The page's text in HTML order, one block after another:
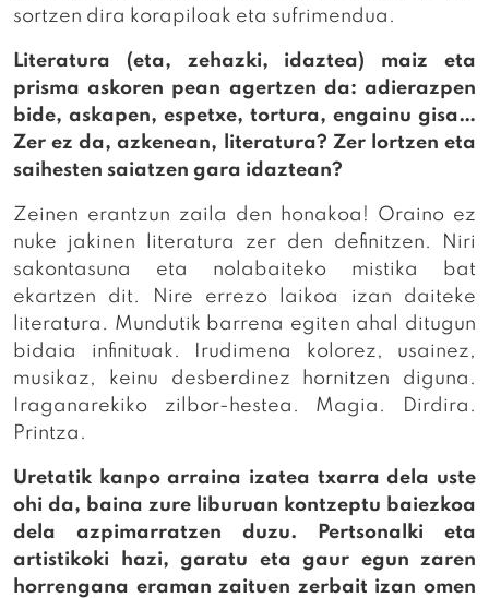
sortzen dira korapiloak eta sufrimendua.
Literatura (eta, zehazki, idaztea) maiz eta
prisma askoren pean agertzen da: adierazpen
bide, askapen, espetxe, tortura, engainu gisa…
Zer ez da, azkenean, literatura? Zer lortzen eta
saihesten saiatzen gara idaztean?
Zeinen erantzun zaila den honakoa! Oraino ez
nuke jakinen literatura zer den definitzen. Niri
sakontasuna eta nolabaiteko mistika bat
ekartzen dit. Nire errezo laikoa izan daiteke
literatura. Mundutik barrena egiten ahal ditugun
bidaia infinituak. Irudimena kolorez, usainez,
musikaz, keinu desberdinez hornitzen diguna.
Iraganarekiko zilbor-hestea. Magia. Dirdira.
Printza.
Uretatik kanpo arraina izatea txarra dela uste
ohi da, baina zure liburuan kontzeptu baiezkoa
dela azpimarratzen duzu. Pertsonalki eta
artistikoki hazi, garatu eta gaur egun zaren
horrengana eraman zaituen zerbait izan omen